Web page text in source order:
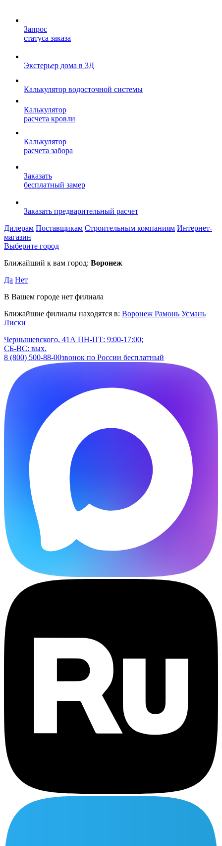
Запрос
статуса заказа
Экстерьер дома в 3Д
Калькулятор водосточной системы
Калькулятор
расчета кровли
Калькулятор
расчета забора
Заказать
бесплатный замер
Заказать предварительный расчет
Дилерам Поставщикам Строительным компаниям Интернет-
магазин
Выберите город
Ближайший к вам город: Воронеж
Да Нет
В Вашем городе нет филиала
Ближайшие филиалы находятся в: Воронеж Рамонь Усмань
Лиски
Чернышевского, 41А ПН-ПТ: 9:00-17:00;
СБ-ВС: вых.
8 (800) 500-88-00звонок по России бесплатный